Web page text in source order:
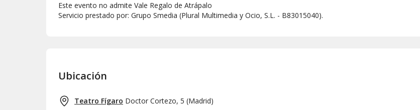
Este evento no admite Vale Regalo de Atrápalo
Servicio prestado por: Grupo Smedia (Plural Multimedia y Ocio, S.L. - B83015040).
Ubicación
Teatro Fígaro Doctor Cortezo, 5 (Madrid)